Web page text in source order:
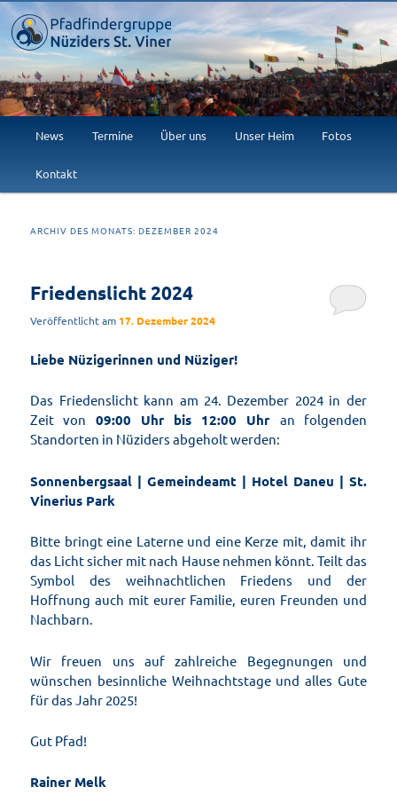
Pfadfindergruppe Nüziders St.
Viner
Willkommen im Abenteuer!
Zum
primären
Inhalt
Zum
sekundären
Inhalt
News Termine Über uns Unser Heim Fotos
Kontakt
ARCHIV DES MONATS:DEZEMBER 2024
Friedenslicht 2024
Veröffentlicht am 17. Dezember 2024
Liebe Nüzigerinnen und Nüziger!
Das Friedenslicht kann am 24. Dezember 2024 in der
Zeit von 09:00 Uhr bis 12:00 Uhr an folgenden
Standorten in Nüziders abgeholt werden:
Sonnenbergsaal | Gemeindeamt | Hotel Daneu | St.
Vinerius Park
Bitte bringt eine Laterne und eine Kerze mit, damit ihr
das Licht sicher mit nach Hause nehmen könnt. Teilt das
Symbol des weihnachtlichen Friedens und der
Hoffnung auch mit eurer Familie, euren Freunden und
Nachbarn.
Wir freuen uns auf zahlreiche Begegnungen und
wünschen besinnliche Weihnachtstage und alles Gute
für das Jahr 2025!
Gut Pfad!
Rainer Melk